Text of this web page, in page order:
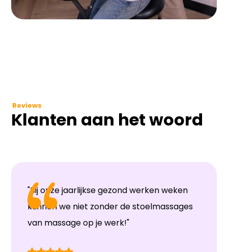
Reviews
Klanten aan het woord
"Bij onze jaarlijkse gezond werken weken
kunnen we niet zonder de stoelmassages
van massage op je werk!"